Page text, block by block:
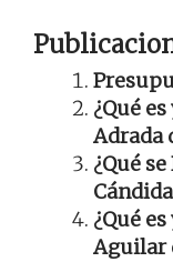
¿Qué
Adrada
¿Qué
¿Qué
Aguilar